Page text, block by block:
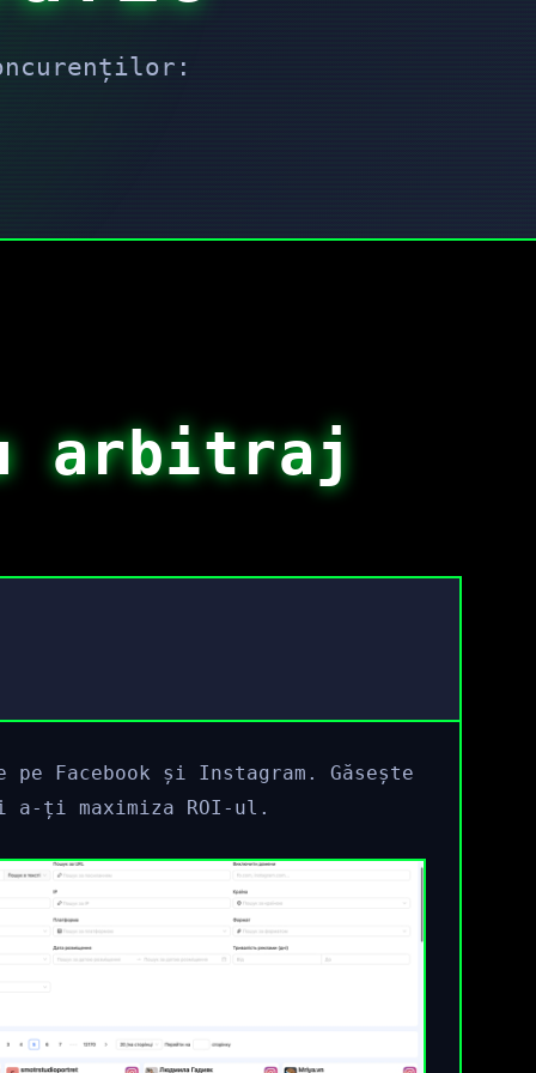
arbitraj
Facebook și Instagram. Găsește
ți maximiza ROI-ul.